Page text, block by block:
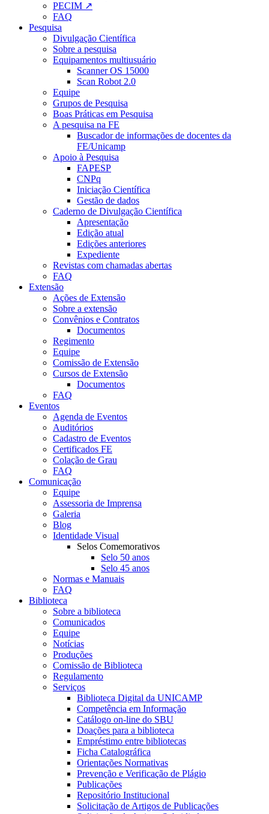
PECIM ↗
FAQ
Pesquisa
Divulgação Científica
Sobre a pesquisa
Equipamentos multiusuário
Scanner OS 15000
Scan Robot 2.0
Equipe
Grupos de Pesquisa
Boas Práticas em Pesquisa
A pesquisa na FE
Buscador de informações de docentes da
FE/Unicamp
Apoio à Pesquisa
FAPESP
CNPq
Iniciação Científica
Gestão de dados
Caderno de Divulgação Científica
Apresentação
Edição atual
Edições anteriores
Expediente
Revistas com chamadas abertas
FAQ
Extensão
Ações de Extensão
Sobre a extensão
Convênios e Contratos
Documentos
Regimento
Equipe
Comissão de Extensão
Cursos de Extensão
Documentos
FAQ
Eventos
Agenda de Eventos
Auditórios
Cadastro de Eventos
Certificados FE
Colação de Grau
FAQ
Comunicação
Equipe
Assessoria de Imprensa
Galeria
Blog
Identidade Visual
Selos Comemorativos
Selo 50 anos
Selo 45 anos
Normas e Manuais
FAQ
Biblioteca
Sobre a biblioteca
Comunicados
Equipe
Notícias
Produções
Comissão de Biblioteca
Regulamento
Serviços
Biblioteca Digital da UNICAMP
Competência em Informação
Catálogo on-line do SBU
Doações para a biblioteca
Empréstimo entre bibliotecas
Ficha Catalográfica
Orientações Normativas
Prevenção e Verificação de Plágio
Publicações
Repositório Institucional
Solicitação de Artigos de Publicações